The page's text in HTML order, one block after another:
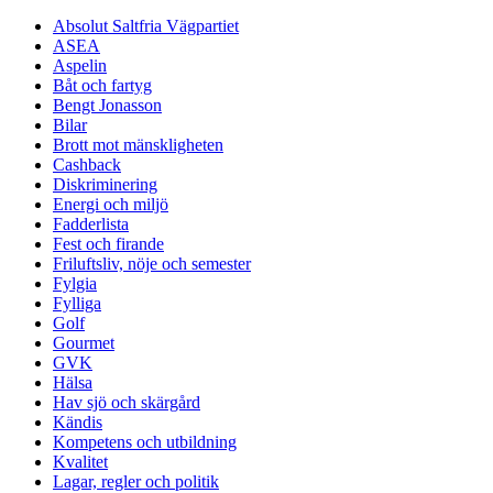
Absolut Saltfria Vägpartiet
ASEA
Aspelin
Båt och fartyg
Bengt Jonasson
Bilar
Brott mot mänskligheten
Cashback
Diskriminering
Energi och miljö
Fadderlista
Fest och firande
Friluftsliv, nöje och semester
Fylgia
Fylliga
Golf
Gourmet
GVK
Hälsa
Hav sjö och skärgård
Kändis
Kompetens och utbildning
Kvalitet
Lagar, regler och politik